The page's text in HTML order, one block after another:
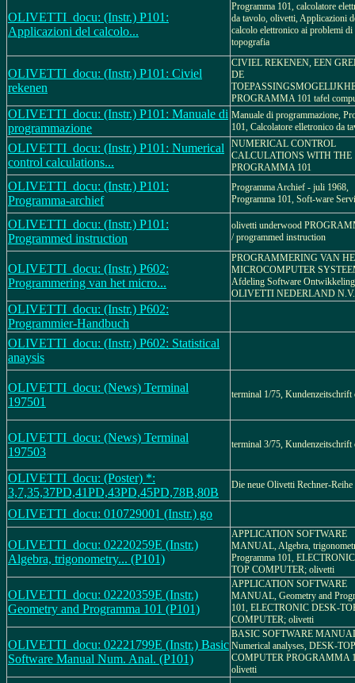
OLIVETTI_docu: (Instr.) P101:
Applicazioni del calcolo...
Programma 101, calcolatore
da tavolo, olivetti, Applicazioni
calcolo elettronico ai problemi di
topografia
OLIVETTI_docu: (Instr.) P101: Civiel
rekenen
CIVIEL REKENEN, EEN
DE
PROGRAMMA 101 tafel
OLIVETTI_docu: (Instr.) P101: Manuale di
programmazione
Manuale di programmazione,
101, Calcolatore elletronico da
OLIVETTI_docu: (Instr.) P101: Numerical
control calculations...
NUMERICAL CONTROL
CALCULATIONS WITH THE
PROGRAMMA 101
OLIVETTI_docu: (Instr.) P101:
Programma-archief
Programma Archief - juli 1968,
Programma 101, Soft-ware
OLIVETTI_docu: (Instr.) P101:
Programmed instruction
olivetti underwood
/ programmed instruction
OLIVETTI_docu: (Instr.) P602:
Programmering van het micro...
PROGRAMMERING VAN
MICROCOMPUTER
Afdeling Software
OLIVETTI NEDERLAND N.V.
OLIVETTI_docu: (Instr.) P602:
Programmier-Handbuch
OLIVETTI_docu: (Instr.) P602: Statistical
anaysis
OLIVETTI_docu: (News) Terminal
197501
terminal 1/75, Kundenzeitschrift
OLIVETTI_docu: (News) Terminal
197503
terminal 3/75, Kundenzeitschrift
OLIVETTI_docu: (Poster) *:
3,7,35,37PD,41PD,43PD,45PD,78B,80B
Die neue Olivetti Rechner-Reihe
OLIVETTI_docu: 010729001 (Instr.) go
OLIVETTI_docu: 02220259E (Instr.)
Algebra, trigonometry... (P101)
APPLICATION SOFTWARE
MANUAL, Algebra,
Programma 101,
TOP COMPUTER; olivetti
OLIVETTI_docu: 02220359E (Instr.)
Geometry and Programma 101 (P101)
APPLICATION SOFTWARE
MANUAL, Geometry and
101, ELECTRONIC DESK-
COMPUTER; olivetti
OLIVETTI_docu: 02221799E (Instr.) Basic
Software Manual Num. Anal. (P101)
BASIC SOFTWARE
Numerical analyses, DESK-TOP
COMPUTER PROGRAMMA
olivetti